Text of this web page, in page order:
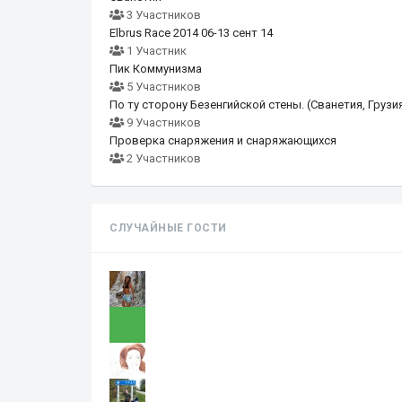
3 Участников
Elbrus Race 2014 06-13 сент 14
1 Участник
Пик Коммунизма
5 Участников
По ту сторону Безенгийской стены. (Сванетия,
9 Участников
Проверка снаряжения и снаряжающихся
2 Участников
СЛУЧАЙНЫЕ ГОСТИ